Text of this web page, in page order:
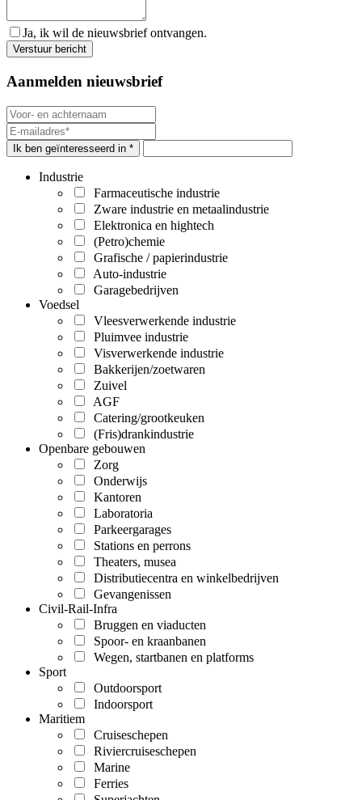
Ja, ik wil de nieuwsbrief ontvangen.
Aanmelden nieuwsbrief
Ik ben geïnteresseerd in *
Industrie
Farmaceutische industrie
Zware industrie en metaalindustrie
Elektronica en hightech
(Petro)chemie
Grafische / papierindustrie
Auto-industrie
Garagebedrijven
Voedsel
Vleesverwerkende industrie
Pluimvee industrie
Visverwerkende industrie
Bakkerijen/zoetwaren
Zuivel
AGF
Catering/grootkeuken
(Fris)drankindustrie
Openbare gebouwen
Zorg
Onderwijs
Kantoren
Laboratoria
Parkeergarages
Stations en perrons
Theaters, musea
Distributiecentra en winkelbedrijven
Gevangenissen
Civil-Rail-Infra
Bruggen en viaducten
Spoor- en kraanbanen
Wegen, startbanen en platforms
Sport
Outdoorsport
Indoorsport
Maritiem
Cruiseschepen
Riviercruiseschepen
Marine
Ferries